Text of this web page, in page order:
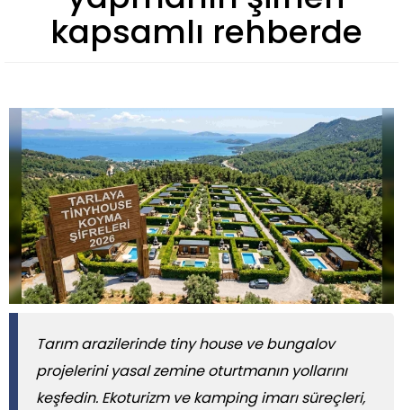
kapsamlı rehberde
Tarım arazilerinde tiny house ve bungalov
projelerini yasal zemine oturtmanın yollarını
keşfedin. Ekoturizm ve kamping imarı süreçleri,